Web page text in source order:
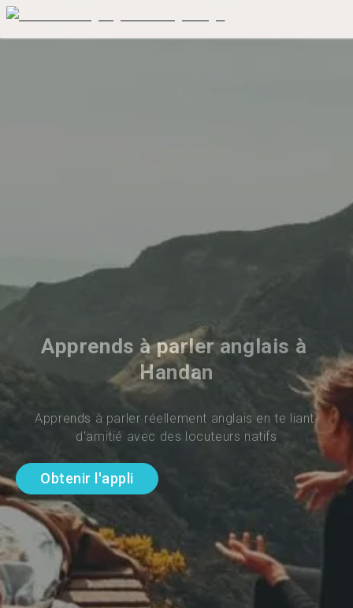
Apprends à parler anglais à
Handan
Apprends à parler réellement anglais en te liant
d'amitié avec des locuteurs natifs
Obtenir l'appli